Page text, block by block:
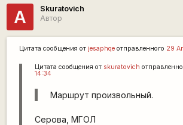
А
Skuratovich
Автор
Цитата сообщения от jesaphqeотправленного 29
Цитата сообщения от skuratovich
14:34
Маршрут произвольный.
Серова, МГОЛ